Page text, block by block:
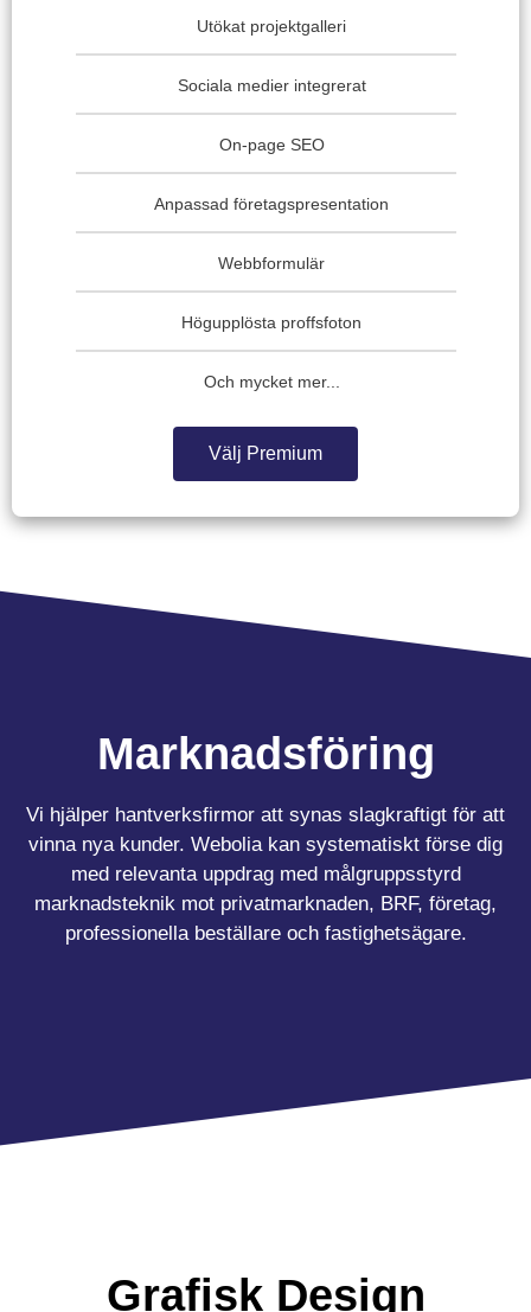
Utökat projektgalleri
Sociala medier integrerat
On-page SEO
Anpassad företagspresentation
Webbformulär
Högupplösta proffsfoton
Och mycket mer...
Välj Premium
Marknadsföring
Vi hjälper hantverksfirmor att synas slagkraftigt för att
vinna nya kunder. Webolia kan systematiskt förse dig
med relevanta uppdrag med målgruppsstyrd
marknadsteknik mot privatmarknaden, BRF, företag,
professionella beställare och fastighetsägare.
Grafisk Design